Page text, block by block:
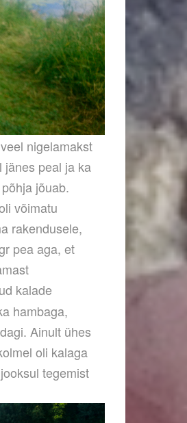
nigelamakst
jänes peal ja ka
jõuab.
võimatu
rakendusele,
pea aga, et
kalade
hambaga,
Ainult ühes
oli kalaga
tegemist